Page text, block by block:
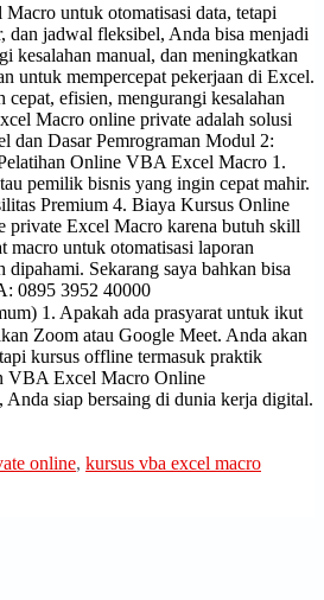
untuk otomatisasi data, tetapi
dan jadwal fleksibel, Anda bisa menjadi
kesalahan manual, dan meningkatkan
untuk mempercepat pekerjaan di Excel.
efisien, mengurangi kesalahan
Macro online private adalah solusi
Dasar Pemrograman Modul 2:
Online VBA Excel Macro 1.
pemilik bisnis yang ingin cepat mahir.
Premium 4. Biaya Kursus Online
private Excel Macro karena butuh skill
macro untuk otomatisasi laporan
Sekarang saya bahkan bisa
0895 3952 40000
1. Apakah ada prasyarat untuk ikut
Zoom atau Google Meet. Anda akan
kursus offline termasuk praktik
VBA Excel Macro Online
Anda siap bersaing di dunia kerja digital.
online, kursus vba excel macro